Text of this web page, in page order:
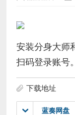
安装分身大师
扫码登录账号。
下载地址
蓝奏网盘